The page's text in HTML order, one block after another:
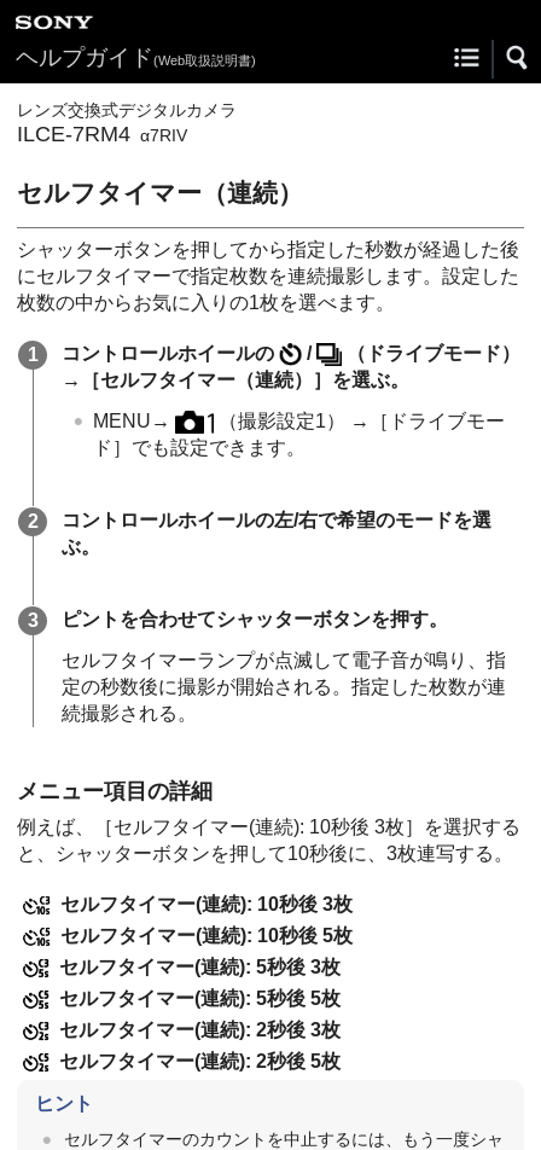
ヘルプガイド(Web取扱説明書)
レンズ交換式デジタルカメラ
ILCE-7RM4 α7RIV
セルフタイマー（連続）
シャッターボタンを押してから指定した秒数が経過した後
にセルフタイマーで指定枚数を連続撮影します。設定した
枚数の中からお気に入りの1枚を選べます。
コントロールホイールの / （ ドライブモード）
→
［セルフタイマー（連続）］ を選ぶ。
MENU → （撮影設定1） →
［ドライブモー
ド］ でも設定できます。
コントロールホイールの左/右で希望のモードを選
ぶ。
ピントを合わせてシャッターボタンを押す。
セルフタイマーランプが点滅して電子音が鳴り、指
定の秒数後に撮影が開始される。指定した枚数が連
続撮影される。
メニュー項目の詳細
例えば、 ［セルフタイマー(連続): 10秒後 3枚］
を選択する
と、シャッターボタンを押して10秒後に、3枚連写する。
セルフタイマー(連続): 10秒後 3枚
セルフタイマー(連続): 10秒後 5枚
セルフタイマー(連続): 5秒後 3枚
セルフタイマー(連続): 5秒後 5枚
セルフタイマー(連続): 2秒後 3枚
セルフタイマー(連続): 2秒後 5枚
ヒント
セルフタイマーのカウントを中止するには、もう一度シャ